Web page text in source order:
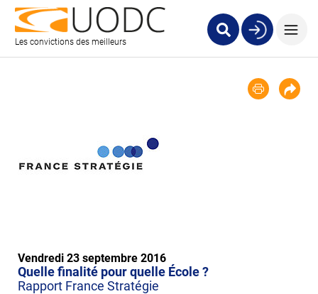
Les convictions des meilleurs
Vendredi 23 septembre 2016
Quelle finalité pour quelle École ?
Rapport France Stratégie